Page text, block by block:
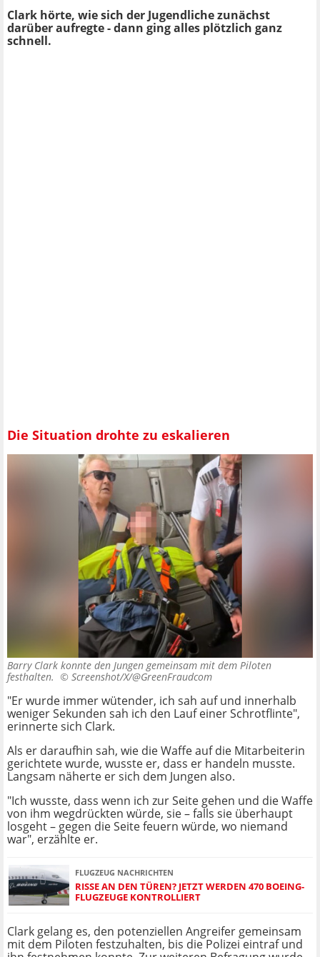
Clark hörte, wie sich der Jugendliche zunächst
darüber aufregte - dann ging alles plötzlich ganz
schnell.
Die Situation drohte zu eskalieren
Barry Clark konnte den Jungen gemeinsam mit dem Piloten
festhalten. © Screenshot/X/@GreenFraudcom
"Er wurde immer wütender, ich sah auf und innerhalb
weniger Sekunden sah ich den Lauf einer Schrotflinte",
erinnerte sich Clark.
Als er daraufhin sah, wie die Waffe auf die Mitarbeiterin
gerichtete wurde, wusste er, dass er handeln musste.
Langsam näherte er sich dem Jungen also.
"Ich wusste, dass wenn ich zur Seite gehen und die Waffe
von ihm wegdrückten würde, sie – falls sie überhaupt
losgeht – gegen die Seite feuern würde, wo niemand
war", erzählte er.
FLUGZEUG NACHRICHTEN
RISSE AN DEN TÜREN? JETZT WERDEN 470 BOEING-
FLUGZEUGE KONTROLLIERT
Clark gelang es, den potenziellen Angreifer gemeinsam
mit dem Piloten festzuhalten, bis die Polizei eintraf und